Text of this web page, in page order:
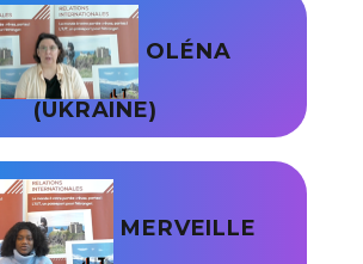
OLÉNA
(UKRAINE)
MERVEILLE